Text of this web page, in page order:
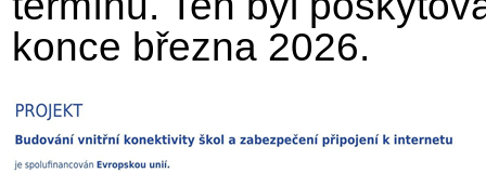
konce března 2026.